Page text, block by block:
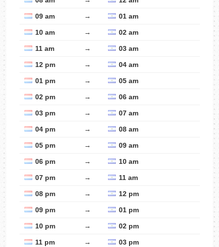
09 am → 01 am
10 am → 02 am
11 am → 03 am
12 pm → 04 am
01 pm → 05 am
02 pm → 06 am
03 pm → 07 am
04 pm → 08 am
05 pm → 09 am
06 pm → 10 am
07 pm → 11 am
08 pm → 12 pm
09 pm → 01 pm
10 pm → 02 pm
11 pm → 03 pm